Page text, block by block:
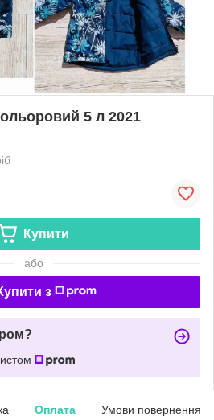
5 л 2021
Купити
або
з
Оплата Умови повернення